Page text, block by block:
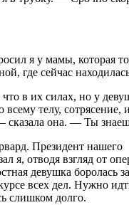
я у мамы, которая
где сейчас
в их силах, но у
телу, сотрясение,
сказала она. — Ты
Президент нашего
я, отводя взгляд от
девушка боролась
всех дел. Нужно
слишком долго.